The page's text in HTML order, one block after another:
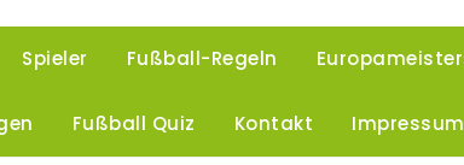
Spieler Fußball-Regeln
Fußball Quiz Kontakt Impressum